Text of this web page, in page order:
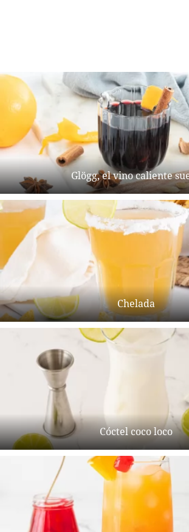
Glögg, el vino caliente
Chelada
Cóctel coco loco